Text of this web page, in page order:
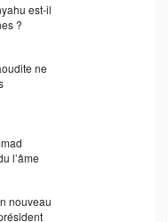
est-il
?
ne
l’âme
nouveau